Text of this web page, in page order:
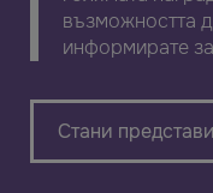
възможността
информирате
Стани